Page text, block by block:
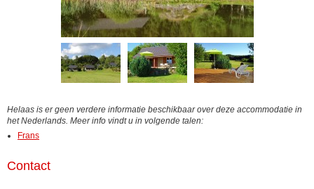
Helaas is er geen verdere informatie beschikbaar over deze accommodatie in
het Nederlands. Meer info vindt u in volgende talen:
Frans
Contact